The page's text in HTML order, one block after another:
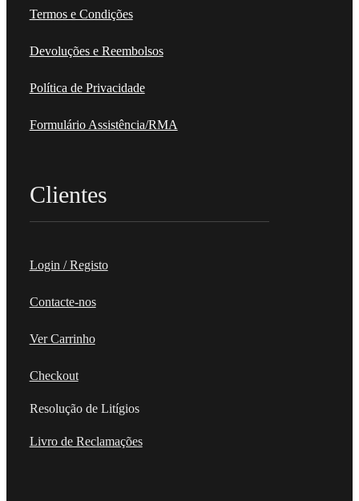
Termos e Condições
Devoluções e Reembolsos
Política de Privacidade
Formulário Assistência/RMA
Clientes
Login / Registo
Contacte-nos
Ver Carrinho
Checkout
Resolução de Litígios
Livro de Reclamações